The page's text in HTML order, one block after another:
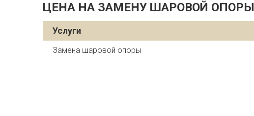
ЦЕНА НА ЗАМЕНУ ШАРОВОЙ ОПОРЫ
Услуги
Замена шаровой опоры